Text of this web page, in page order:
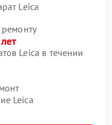
Leica
Leica в течении
Leica